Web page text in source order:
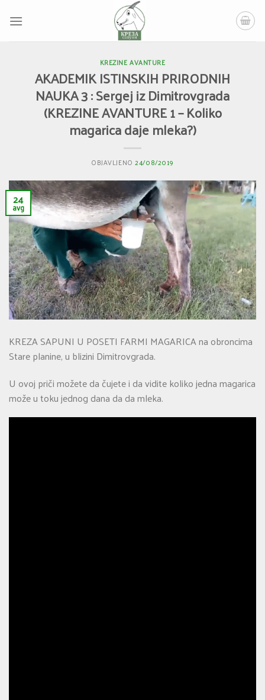
KREZINE AVANTURE
AKADEMIK ISTINSKIH PRIRODNIH
NAUKA 3 : Sergej iz Dimitrovgrada
(KREZINE AVANTURE 1 – Koliko
magarica daje mleka?)
OBJAVLJENO24/08/2019
24
avg
KREZA SAPUNI U POSETI FARMI MAGARICA na obroncima
Stare planine, u blizini Dimitrovgrada.
U ovoj priči možete da čujete i da vidite koliko jedna magarica
može u toku jednog dana da da mleka.